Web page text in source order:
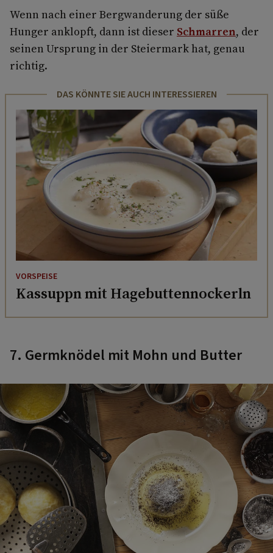
Wenn nach einer Bergwanderung der süße
Hunger anklopft, dann ist dieser Schmarren, der
seinen Ursprung in der Steiermark hat, genau
richtig.
DAS KÖNNTE SIE AUCH INTERESSIEREN
VORSPEISE
Kassuppn mit Hagebuttennockerln
7. Germknödel mit Mohn und Butter